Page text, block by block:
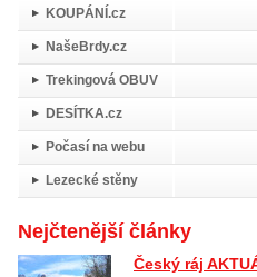
KOUPÁNÍ.cz
NašeBrdy.cz
Trekingová OBUV
DESÍTKA.cz
Počasí na webu
Lezecké stěny
Nejčtenější články
Český ráj